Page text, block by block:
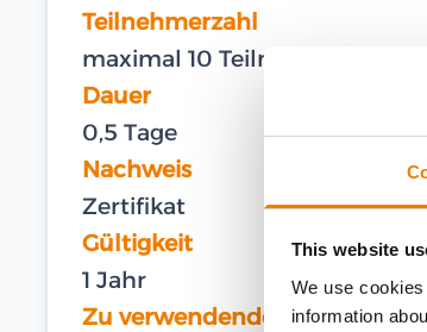
This website
We use
information
Teilnehmerzahl
maximal 10 Teilnehmer
Dauer
0,5 Tage
Nachweis
Zertifikat
Gültigkeit
1 Jahr
Zu verwendende Ausrüstung